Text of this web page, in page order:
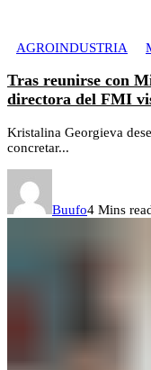
AGROINDUSTRIA
Tras reunirse con
directora del FMI
Kristalina Georgieva
concretar...
Buufo4 Mins